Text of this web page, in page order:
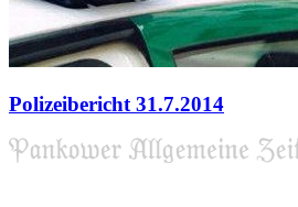
Polizeibericht 31.7.2014